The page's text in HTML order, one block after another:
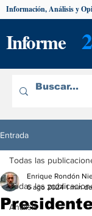
Informe
Información, Análisis y
Entrada
Todas las
Análisis
Todas las
Enrique Rondón
6 ago 2024 1 min